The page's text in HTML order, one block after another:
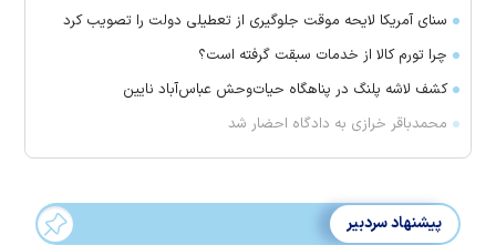
سنای آمریکا لایحه موقت جلوگیری از تعطیلی دولت را تصویب کرد
چرا تورم کالا از خدمات سبقت گرفته است؟
کشف لاشه پلنگ در پناهگاه حیات‌وحش عباس‌آباد نایین
محمدباقر خرازی به دادگاه احضار شد
پیشنهاد سردبیر